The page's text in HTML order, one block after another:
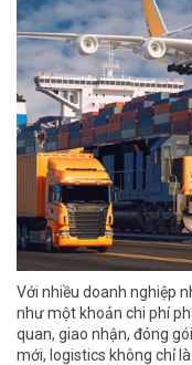
Với nhiều doanh nghiệp
như một khoản chi phí
quan, giao nhận, đóng
mới, logistics không chỉ